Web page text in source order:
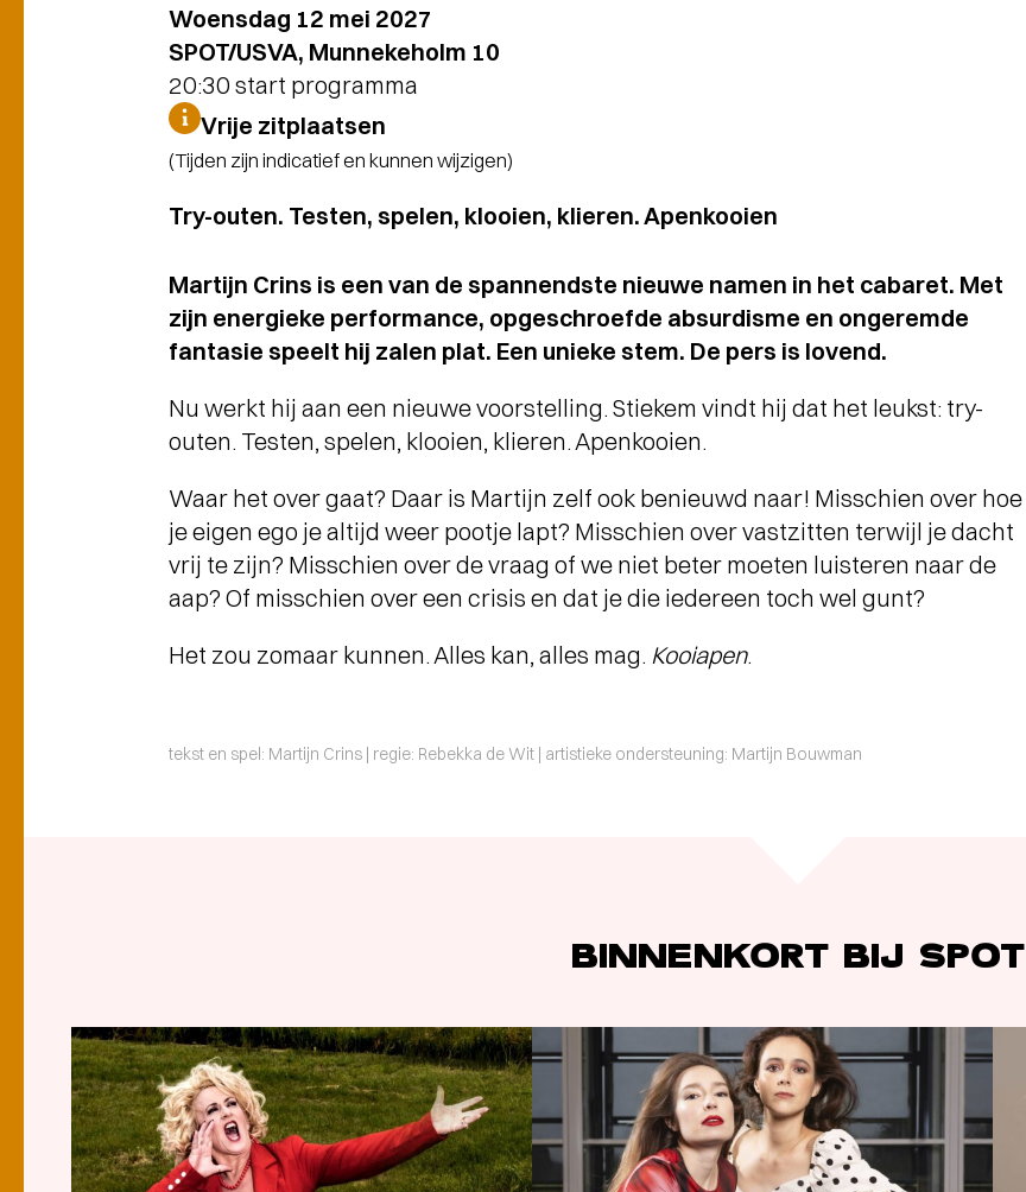
Woensdag 12 mei 2027
SPOT/USVA, Munnekeholm 10
20:30 start programma
Vrije zitplaatsen
(Tijden zijn indicatief en kunnen wijzigen)
Try-outen. Testen, spelen, klooien, klieren. Apenkooien
Martijn Crins is een van de spannendste nieuwe namen in het cabaret. Met
zijn energieke performance, opgeschroefde absurdisme en ongeremde
fantasie speelt hij zalen plat. Een unieke stem. De pers is lovend.
Nu werkt hij aan een nieuwe voorstelling. Stiekem vindt hij dat het leukst: try-
outen. Testen, spelen, klooien, klieren. Apenkooien.
Waar het over gaat? Daar is Martijn zelf ook benieuwd naar! Misschien over hoe
je eigen ego je altijd weer pootje lapt? Misschien over vastzitten terwijl je dacht
vrij te zijn? Misschien over de vraag of we niet beter moeten luisteren naar de
aap? Of misschien over een crisis en dat je die iedereen toch wel gunt?
Het zou zomaar kunnen. Alles kan, alles mag. Kooiapen.
tekst en spel: Martijn Crins | regie: Rebekka de Wit | artistieke ondersteuning: Martijn Bouwman
BINNENKORT BIJ SPOT